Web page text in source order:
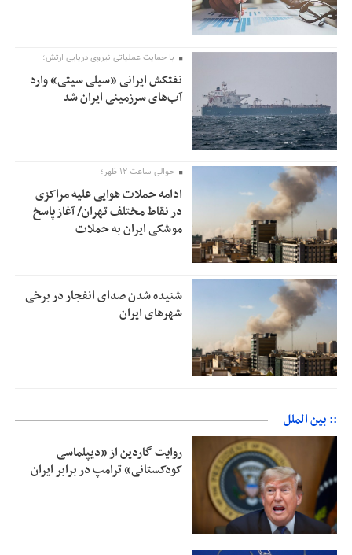
با حمایت عملیاتی نیروی دریایی ارتش؛
نفتکش ایرانی «سیلی سیتی» وارد
آب‌های سرزمینی ایران شد
حوالی ساعت ۱۲ ظهر؛
ادامه حملات هوایی علیه مراکزی
در نقاط مختلف تهران/ آغاز پاسخ
موشکی ایران به حملات
شنیده شدن صدای انفجار در برخی
شهرهای ایران
:: بین الملل
روایت گاردین از «دیپلماسی
کودکستانی» ترامپ در برابر ایران